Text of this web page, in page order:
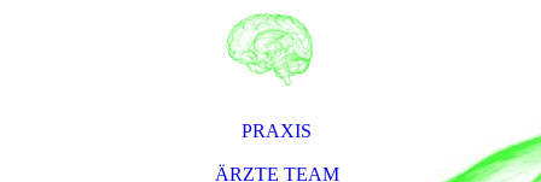
PRAXIS
ÄRZTE TEAM